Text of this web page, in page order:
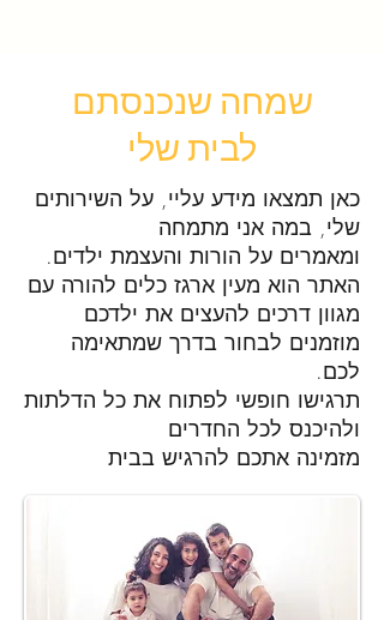
שמחה שנכנסתם
לבית שלי
כאן תמצאו מידע עליי, על השירותים
שלי, במה אני מתמחה
ומאמרים על הורות והעצמת ילדים.
האתר הוא מעין ארגז כלים להורה עם
מגוון דרכים להעצים את ילדכם
מוזמנים לבחור בדרך שמתאימה
לכם.
תרגישו חופשי לפתוח את כל הדלתות
ולהיכנס לכל החדרים
מזמינה אתכם להרגיש בבית